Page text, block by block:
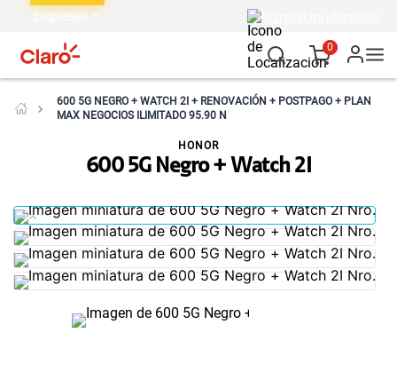
Empresas
0
600 5G NEGRO + WATCH 2I + RENOVACIÓN + POSTPAGO + PLAN
MAX NEGOCIOS ILIMITADO 95.90 N
600 5G Negro + Watch 2I
HONOR